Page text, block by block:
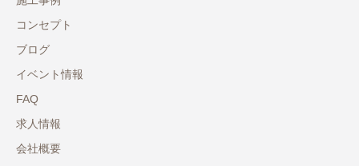
コンセプト
ブログ
イベント情報
FAQ
求人情報
会社概要